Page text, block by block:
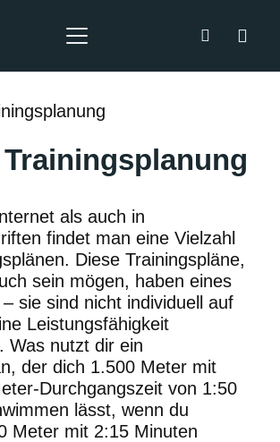
Trainingsplanung
als auch in
findet man eine Vielzahl
Diese Trainingspläne,
sein mögen, haben eines
sie sind nicht individuell auf
Leistungsfähigkeit
Was nutzt dir ein
der dich 1.500 Meter mit
Durchgangszeit von 1:50
lässt, wenn du
Meter mit 2:15 Minuten